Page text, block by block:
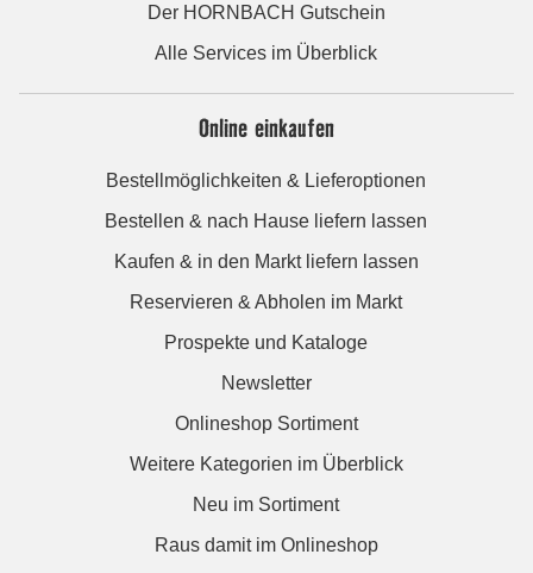
Der HORNBACH Gutschein
Alle Services im Überblick
Online einkaufen
Bestellmöglichkeiten & Lieferoptionen
Bestellen & nach Hause liefern lassen
Kaufen & in den Markt liefern lassen
Reservieren & Abholen im Markt
Prospekte und Kataloge
Newsletter
Onlineshop Sortiment
Weitere Kategorien im Überblick
Neu im Sortiment
Raus damit im Onlineshop